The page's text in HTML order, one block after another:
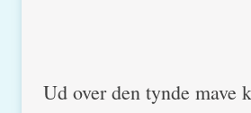
Ud over den tynde mave